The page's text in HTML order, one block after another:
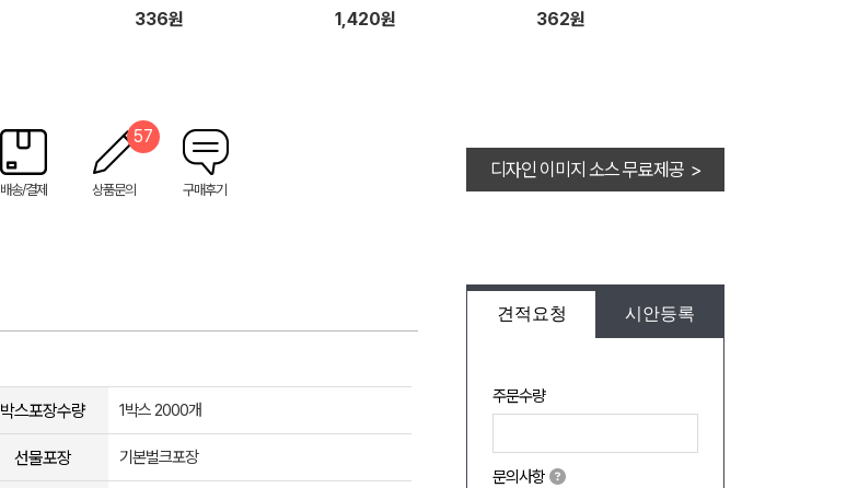
336원 1,420원 362원
배송/결제 상품문의
57
구매후기
디자인 이미지 소스 무료제공 >
견적요청 시안등록
주문수량
문의사항
박스포장수량 1박스 2000개
선물포장 기본벌크포장